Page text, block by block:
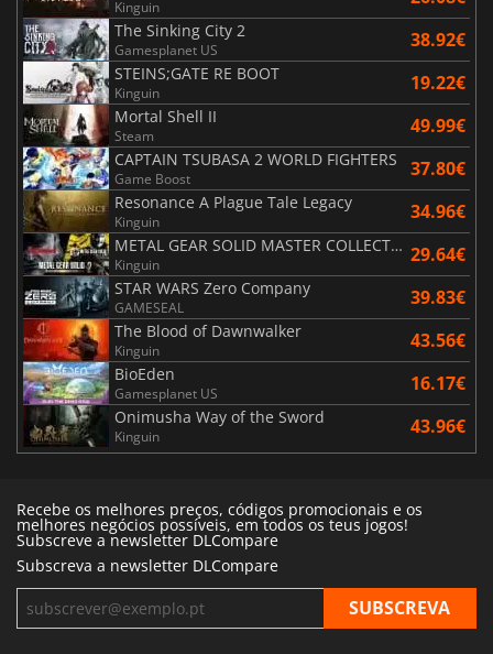
Kinguin
The Sinking City 2
Gamesplanet US 38.92€
STEINS;GATE RE BOOT
Kinguin 19.22€
Mortal Shell II
Steam 49.99€
CAPTAIN TSUBASA 2 WORLD FIGHTERS
Game Boost 37.80€
Resonance A Plague Tale Legacy
Kinguin 34.96€
METAL GEAR SOLID MASTER COLLECTION Vol.2
Kinguin 29.64€
STAR WARS Zero Company
GAMESEAL 39.83€
The Blood of Dawnwalker
Kinguin 43.56€
BioEden
Gamesplanet US 16.17€
Onimusha Way of the Sword
Kinguin 43.96€
Recebe os melhores preços, códigos promocionais e os
melhores negócios possíveis, em todos os teus jogos!
Subscreve a newsletter DLCompare
Subscreva a newsletter DLCompare